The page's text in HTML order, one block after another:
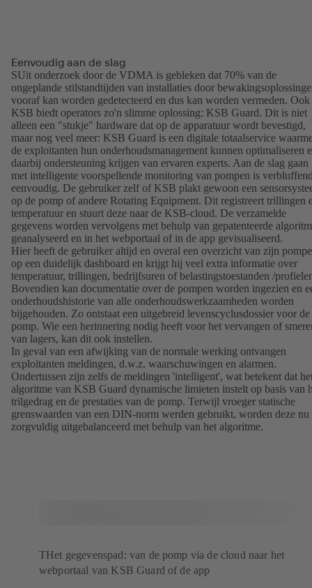
Eenvoudig aan de slag
SUit onderzoek door de VDMA is gebleken dat 70% van de
ongeplande stilstandtijden van installaties door
vooraf kan worden gedetecteerd en dus kan worden vermeden. Ook
KSB biedt operators zo'n slimme oplossing: KSB Guard. Dit is niet
alleen een "stukje" hardware dat op de apparatuur wordt bevestigd,
maar nog veel meer: KSB Guard is een digitale totaalservice
de exploitanten hun onderhoudsmanagement kunnen optimaliseren
daarbij ondersteuning krijgen van ervaren experts. Aan de slag gaan
met intelligente voorspellende monitoring van pompen is
eenvoudig. De gebruiker zelf of KSB plakt gewoon een
op de pomp of andere Rotating Equipment. Dit registreert trillingen
temperatuur en stuurt deze naar de KSB-cloud. De verzamelde
gegevens worden vervolgens met behulp van gepatenteerde
geanalyseerd en in het webportaal of in de app gevisualiseerd.
Hier heeft de gebruiker altijd en overal een overzicht van zijn
op een duidelijk dashboard en krijgt hij veel extra informatie over
temperatuur, trillingen, bedrijfsuren of belastingstoestanden /
Bovendien kan documentatie over de pompen worden ingezien en
onderhoudshistorie van alle onderhoudswerkzaamheden worden
bijgehouden. Zo ontstaat een uitgebreid levenscyclusdossier voor de
pomp. Wie een herinnering nodig heeft voor het vervangen of
van lagers, kan dit ook instellen.
In geval van een afwijking van de normale werking ontvangen
exploitanten meldingen, d.w.z. waarschuwingen en alarmen.
Ondertussen zijn zelfs de meldingen 'intelligent', wat betekent dat
algoritme van KSB Guard dynamische limieten instelt op basis van
trilgedrag en de prestaties van de pomp. Terwijl vroeger statische
grenswaarden van een DIN-norm werden gebruikt, worden deze nu
zorgvuldig uitgebalanceerd met behulp van het algoritme.
THet gegevenspad: van de pomp via de cloud naar het
webportaal van KSB Guard of de app